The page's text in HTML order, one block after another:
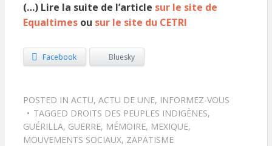
(…) Lire la suite de l’article sur le site de
Equaltimesou sur le site du CETRI
Facebook Bluesky
POSTED IN ACTU, ACTU DE UNE, INFORMEZ-VOUS
TAGGED DROITS DES PEUPLES INDIGÈNES,
GUÉRILLA, GUERRE, MÉMOIRE, MEXIQUE,
MOUVEMENTS SOCIAUX, ZAPATISME